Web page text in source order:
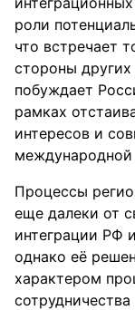
роли
что встречает
стороны
побуждает
рамках
интересов и
Процессы
еще далеки от
интеграции РФ
однако её
характером